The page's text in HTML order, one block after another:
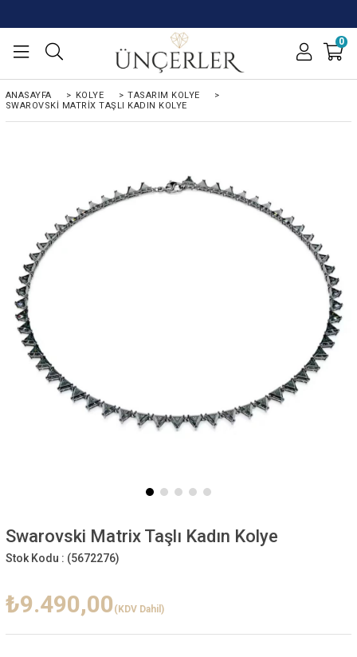
0
ANASAYFA > KOLYE > TASARIM KOLYE
>
SWAROVSKI MATRIX TAŞLI KADIN KOLYE
Swarovski Matrix Taşlı Kadın Kolye
Stok Kodu : (5672276)
₺9.490,00 (KDV Dahil)